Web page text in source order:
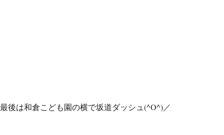
最後は和倉こども園の横で坂道ダッシュ(^O^)／